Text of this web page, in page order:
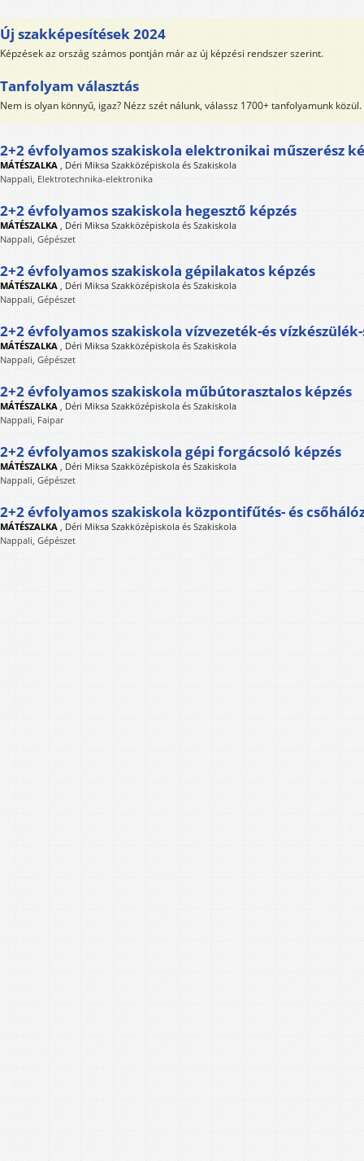
Új szakképesítések 2024
Képzések az ország számos pontján már az új képzési rendszer szerint.
Tanfolyam választás
Nem is olyan könnyű, igaz? Nézz szét nálunk, válassz 1700+ tanfolyamunk közül.
2+2 évfolyamos szakiskola elektronikai műszerész
MÁTÉSZALKA , Déri Miksa Szakközépiskola és Szakiskola
Nappali, Elektrotechnika-elektronika
2+2 évfolyamos szakiskola hegesztő képzés
MÁTÉSZALKA , Déri Miksa Szakközépiskola és Szakiskola
Nappali, Gépészet
2+2 évfolyamos szakiskola gépilakatos képzés
MÁTÉSZALKA , Déri Miksa Szakközépiskola és Szakiskola
Nappali, Gépészet
2+2 évfolyamos szakiskola vízvezeték-és
MÁTÉSZALKA , Déri Miksa Szakközépiskola és Szakiskola
Nappali, Gépészet
2+2 évfolyamos szakiskola műbútorasztalos képzés
MÁTÉSZALKA , Déri Miksa Szakközépiskola és Szakiskola
Nappali, Faipar
2+2 évfolyamos szakiskola gépi forgácsoló képzés
MÁTÉSZALKA , Déri Miksa Szakközépiskola és Szakiskola
Nappali, Gépészet
2+2 évfolyamos szakiskola központifűtés- és
MÁTÉSZALKA , Déri Miksa Szakközépiskola és Szakiskola
Nappali, Gépészet